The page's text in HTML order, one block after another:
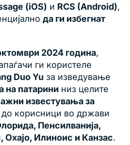
(iOS) и RCS (Android),
да ги избегнат
2024 година,
ги користеле
Duo Yu за изведување
на патарини низ целите
известувања за
до корисници во држави
Пенсилванија,
Охајо, Илиноис и Канзас.